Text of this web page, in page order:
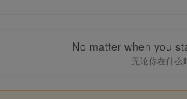
No matter when you
无论你在什么